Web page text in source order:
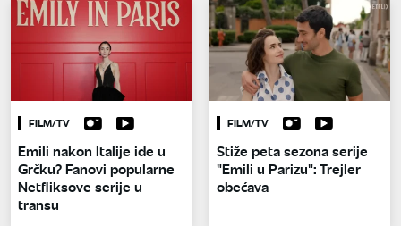
FILM/TV
Emili nakon Italije ide u
Grčku? Fanovi popularne
Netfliksove serije u
transu
FILM/TV
Stiže peta sezona serije
"Emili u Parizu": Trejler
obećava